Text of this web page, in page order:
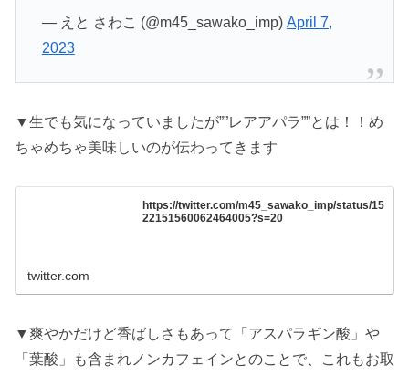
— えと さわこ (@m45_sawako_imp) April 7,
2023
▼生でも気になっていましたが””レアアパラ””とは！！め
ちゃめちゃ美味しいのが伝わってきます
https://twitter.com/m45_sawako_imp/status/15
22151560062464005?s=20
twitter.com
▼爽やかだけど香ばしさもあって「アスパラギン酸」や
「葉酸」も含まれノンカフェインとのことで、これもお取